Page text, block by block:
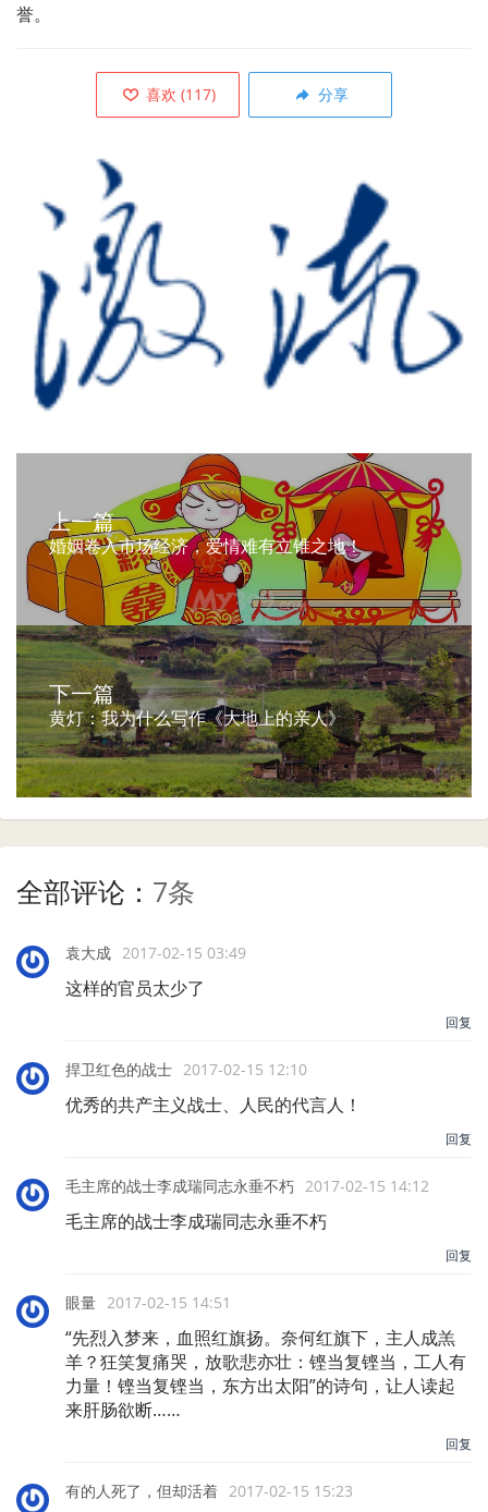
誉。
喜欢 (117) 分享
上一篇
婚姻卷入市场经济，爱情难有立锥之地！
下一篇
黄灯：我为什么写作《大地上的亲人》
全部评论： 7条
袁大成 2017-02-15 03:49
这样的官员太少了
回复
捍卫红色的战士 2017-02-15 12:10
优秀的共产主义战士、人民的代言人！
回复
毛主席的战士李成瑞同志永垂不朽 2017-02-15 14:12
毛主席的战士李成瑞同志永垂不朽
回复
眼量 2017-02-15 14:51
“先烈入梦来，血照红旗扬。奈何红旗下，主人成羔
羊？狂笑复痛哭，放歌悲亦壮：铿当复铿当，工人有
力量！铿当复铿当，东方出太阳”的诗句，让人读起
来肝肠欲断……
回复
有的人死了，但却活着 2017-02-15 15:23